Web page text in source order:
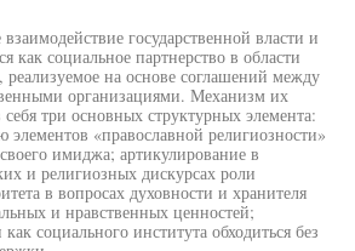
государственной власти и
как социальное партнерство в области
на основе соглашений между
организациями. Механизм их
три основных структурных элемента:
элементов «православной религиозности»
имиджа; артикулирование в
и религиозных дискурсах роли
в вопросах духовности и хранителя
и нравственных ценностей;
социального института обходиться без